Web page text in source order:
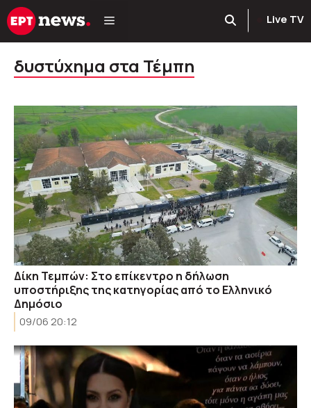
Μετάβαση
σε
Live TV
δυστύχημα στα Τέμπη
Δίκη Τεμπών: Στο επίκεντρο η δήλωση
υποστήριξης της κατηγορίας από το Ελληνικό
Δημόσιο
09/06 20:12